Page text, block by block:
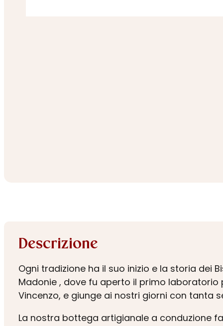
Descrizione
Ogni tradizione ha il suo inizio e la storia dei
Madonie , dove fu aperto il primo laboratorio
Vincenzo, e giunge ai nostri giorni con tanta
La nostra bottega artigianale a conduzione